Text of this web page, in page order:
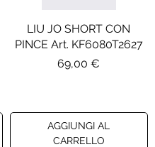
LIU JO SHORT CON
PINCE Art. KF6080T2627
Prezzo
69,00 €
AGGIUNGI AL
CARRELLO